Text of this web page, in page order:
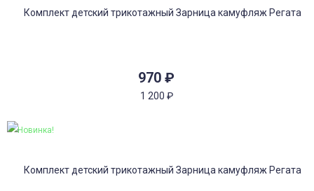
970 ₽
1 200 ₽
Новинка!